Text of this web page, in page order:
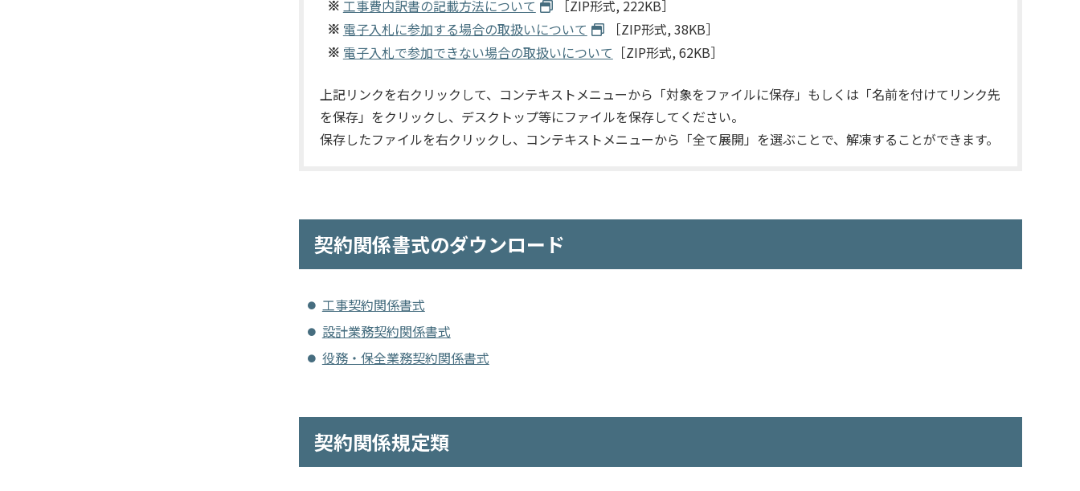
工事費内訳書の記載方法について
［ZIP形式, 222KB］
電子入札に参加する場合の取扱いについて
［ZIP形式, 38KB］
電子入札で参加できない場合の取扱いについて ［ZIP形式, 62KB］
上記リンクを右クリックして、コンテキストメニューから「対象をファイルに保存」もしくは「名前を付けてリンク先
を保存」をクリックし、デスクトップ等にファイルを保存してください。
保存したファイルを右クリックし、コンテキストメニューから「全て展開」を選ぶことで、解凍することができます。
契約関係書式のダウンロード
工事契約関係書式
設計業務契約関係書式
役務・保全業務契約関係書式
契約関係規定類